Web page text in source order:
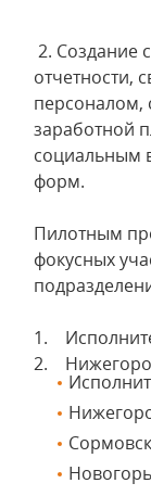
2. Создание
отчетности,
персоналом,
заработной
социальным
форм.
Пилотным
фокусных
1.
2.